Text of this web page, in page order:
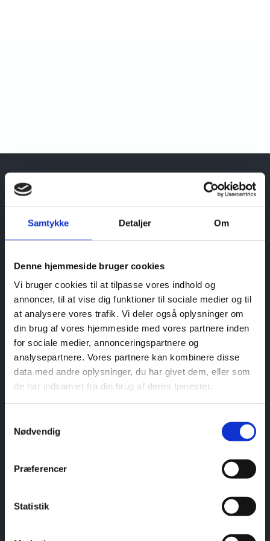
Samtykke Detaljer Om
Denne hjemmeside bruger cookies
Vi bruger cookies til at tilpasse vores indhold og
annoncer, til at vise dig funktioner til sociale medier og til
at analysere vores trafik. Vi deler også oplysninger om
din brug af vores hjemmeside med vores partnere inden
for sociale medier, annonceringspartnere og
analysepartnere. Vores partnere kan kombinere disse
data med andre oplysninger, du har givet dem, eller som
de har indsamlet fra din brug af deres tjenester.
Nødvendig
Præferencer
Statistik
Tænketanken for Forfulgte Kristne
overtrædelser og krænkelser af religionsfriheden
nationalt såvel som internationalt.
​At have fokus på religiøst forfulgtes vilkår med særligt
henblik på forfulgte kristne.
At hjælpe menigheder og øvrige til at udvise solidaritet
med og støtte til forfulgte kristne og at anbefale
konkrete handlemuligheder.
Hurtig navigation
Formål
​Bestyrelse
Arrangementer​